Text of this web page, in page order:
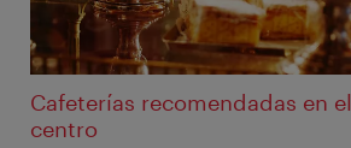
Cafeterías recomendadas en el
centro